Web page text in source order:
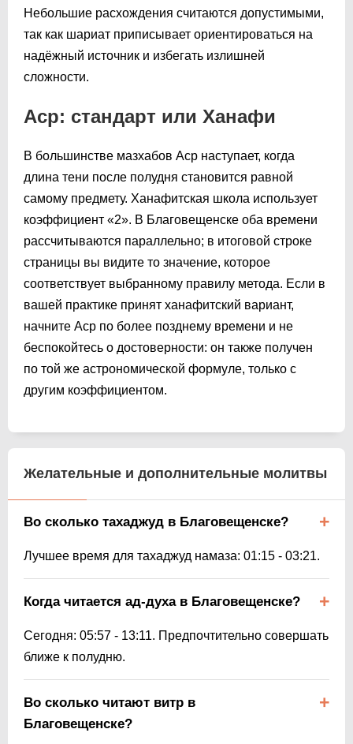
Небольшие расхождения считаются допустимыми,
так как шариат приписывает ориентироваться на
надёжный источник и избегать излишней
сложности.
Аср: стандарт или Ханафи
В большинстве мазхабов Аср наступает, когда
длина тени после полудня становится равной
самому предмету. Ханафитская школа использует
коэффициент «2». В Благовещенске оба времени
рассчитываются параллельно; в итоговой строке
страницы вы видите то значение, которое
соответствует выбранному правилу метода. Если в
вашей практике принят ханафитский вариант,
начните Аср по более позднему времени и не
беспокойтесь о достоверности: он также получен
по той же астрономической формуле, только с
другим коэффициентом.
Желательные и дополнительные молитвы
Во сколько тахаджуд в Благовещенске?
Лучшее время для тахаджуд намаза: 01:15 - 03:21.
Когда читается ад-духа в Благовещенске?
Сегодня: 05:57 - 13:11. Предпочтительно совершать
ближе к полудню.
Во сколько читают витр в
Благовещенске?